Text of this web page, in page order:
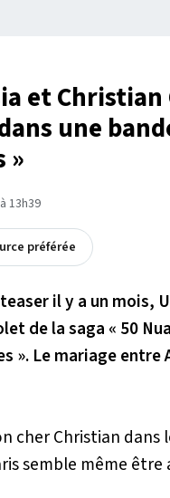
et
une
»
13h39
préférée
il y a un mois,
de la saga « 50
». Le mariage
cher Christian
semble même